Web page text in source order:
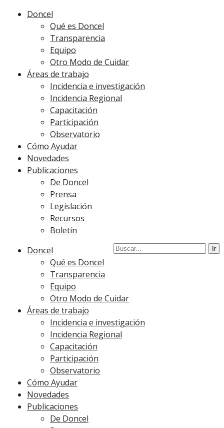
Doncel
Qué es Doncel
Transparencia
Equipo
Otro Modo de Cuidar
Áreas de trabajo
Incidencia e investigación
Incidencia Regional
Capacitación
Participación
Observatorio
Cómo Ayudar
Novedades
Publicaciones
De Doncel
Prensa
Legislación
Recursos
Boletín
Doncel
Qué es Doncel
Transparencia
Equipo
Otro Modo de Cuidar
Áreas de trabajo
Incidencia e investigación
Incidencia Regional
Capacitación
Participación
Observatorio
Cómo Ayudar
Novedades
Publicaciones
De Doncel